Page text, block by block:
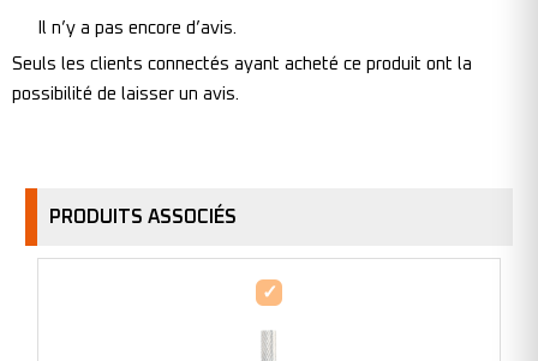
Il n’y a pas encore d’avis.
Seuls les clients connectés ayant acheté ce produit ont la
possibilité de laisser un avis.
PRODUITS ASSOCIÉS
Fraises
forme